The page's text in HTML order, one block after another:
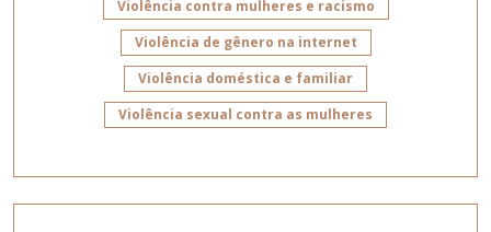
Violência contra mulheres e racismo
Violência de gênero na internet
Violência doméstica e familiar
Violência sexual contra as mulheres